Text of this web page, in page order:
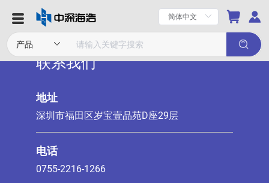
联系我们
地址
深圳市福田区岁宝壹品苑D座29层
电话
0755-2216-1266